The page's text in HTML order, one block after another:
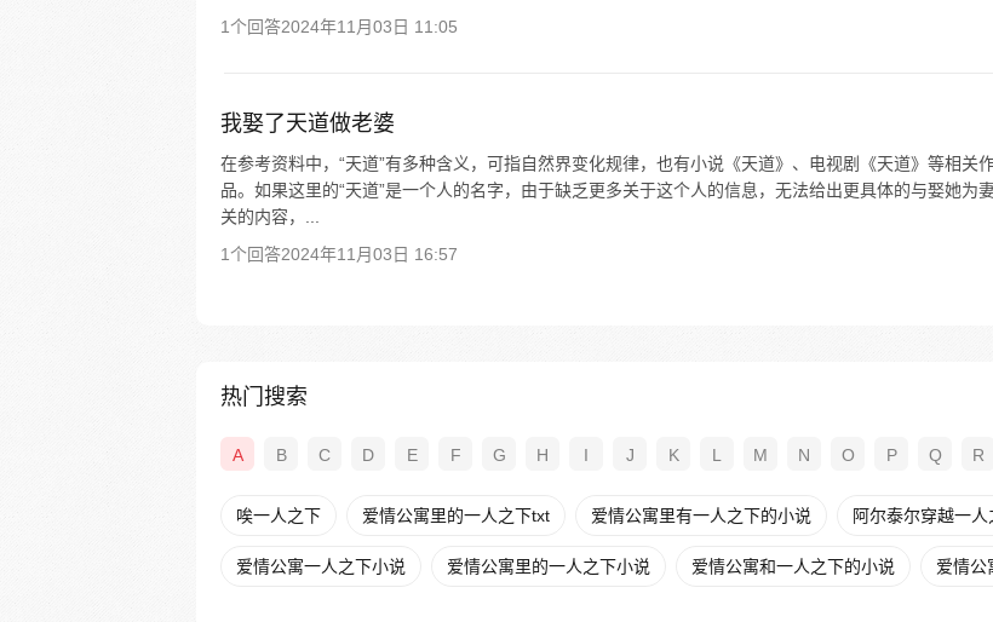
1个回答2024年11月03日 11:05
我娶了天道做老婆
在参考资料中，“天道”有多种含义，可指自然界变化规律，也有小说《天道》、电视剧《天道》等相关
品。如果这里的“天道”是一个人的名字，由于缺乏更多关于这个人的信息，无法给出更具体的与娶她为
关的内容，...
1个回答2024年11月03日 16:57
热门搜索
A B C D E F G H I J K L M N O P Q R
唉一人之下 爱情公寓里的一人之下txt 爱情公寓里有一人之下的小说 阿尔泰尔穿越一人
爱情公寓一人之下小说 爱情公寓里的一人之下小说 爱情公寓和一人之下的小说 爱情公